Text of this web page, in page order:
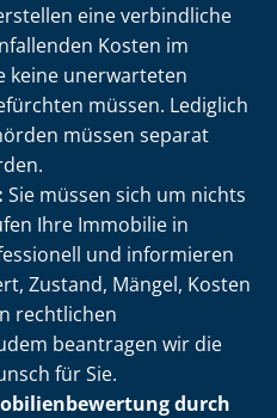
eine verbindliche
Kosten im
keine unerwarteten
müssen. Lediglich
müssen separat
Sie müssen sich um nichts
Ihre Immobilie in
und informieren
Zustand, Mängel, Kosten
rechtlichen
beantragen wir die
für Sie.
durch